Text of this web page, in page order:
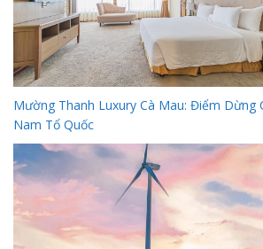
Mường Thanh Luxury Cà Mau: Điểm Dừng
Nam Tổ Quốc